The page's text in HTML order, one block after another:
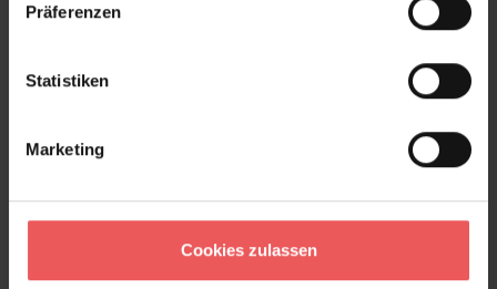
Präferenzen
Statistiken
Marketing
Cookies zulassen